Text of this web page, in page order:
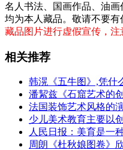
名人书法、国画作品、油
均为本人藏品。敬请不要有
藏品图片进行虚假宣传，注
相关推荐
韩滉《五牛图》,凭什
潘絜兹《石窟艺术的
法国装饰艺术风格的
少儿美术教育主要以
人民日报：美育是一
周朗《杜秋娘图卷》